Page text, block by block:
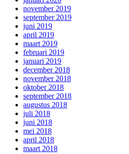
november 2019
september 2019
juni 2019
april 2019
maart 2019
februari 2019
januari 2019
december 2018
november 2018
oktober 2018
september 2018
augustus 2018
juli 2018
juni 2018
mei 2018
april 2018
maart 2018